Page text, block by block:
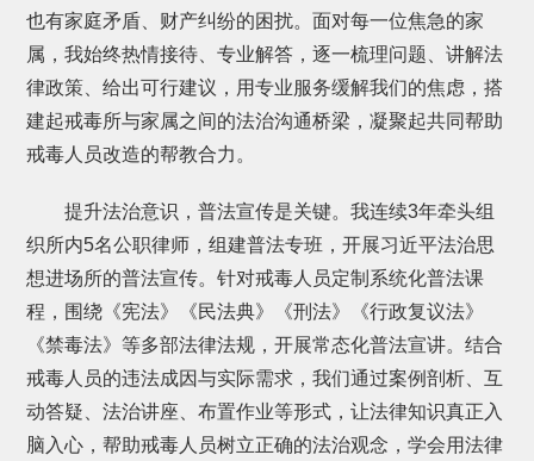
也有家庭矛盾、财产纠纷的困扰。面对每一位焦急的家
属，我始终热情接待、专业解答，逐一梳理问题、讲解法
律政策、给出可行建议，用专业服务缓解我们的焦虑，搭
建起戒毒所与家属之间的法治沟通桥梁，凝聚起共同帮助
戒毒人员改造的帮教合力。
提升法治意识，普法宣传是关键。我连续3年牵头组
织所内5名公职律师，组建普法专班，开展习近平法治思
想进场所的普法宣传。针对戒毒人员定制系统化普法课
程，围绕《宪法》《民法典》《刑法》《行政复议法》
《禁毒法》等多部法律法规，开展常态化普法宣讲。结合
戒毒人员的违法成因与实际需求，我们通过案例剖析、互
动答疑、法治讲座、布置作业等形式，让法律知识真正入
脑入心，帮助戒毒人员树立正确的法治观念，学会用法律